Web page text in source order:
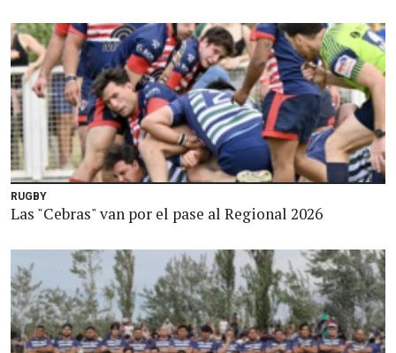
RUGBY
Las "Cebras" van por el pase al Regional 2026